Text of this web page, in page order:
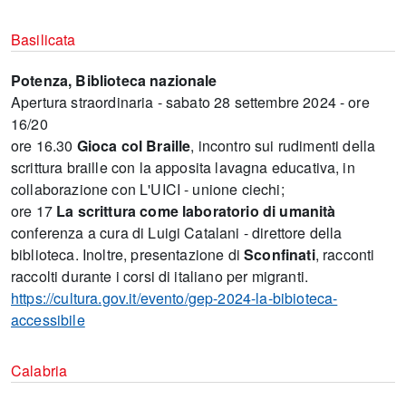
Basilicata
Potenza, Biblioteca nazionale
Apertura straordinaria - sabato 28 settembre 2024 - ore
16/20
ore 16.30 Gioca col Braille, incontro sui rudimenti della
scrittura braille con la apposita lavagna educativa, in
collaborazione con L'UICI - unione ciechi;
ore 17 La scrittura come laboratorio di umanità
conferenza a cura di Luigi Catalani - direttore della
biblioteca. Inoltre, presentazione diSconfinati, racconti
raccolti durante i corsi di italiano per migranti.
https://cultura.gov.it/evento/gep-2024-la-bibioteca-
accessibile
Calabria